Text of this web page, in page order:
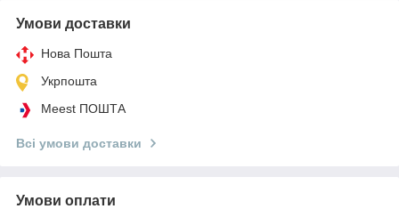
Умови доставки
Нова Пошта
Укрпошта
Meest ПОШТА
Всі умови доставки
Умови оплати